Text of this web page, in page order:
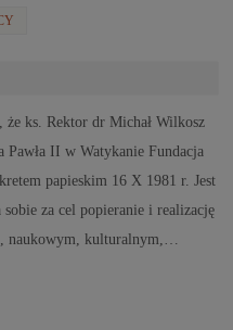
ks. Rektor dr Michał Wilkosz
Pawła II w Watykanie Fundacja
papieskim 16 X 1981 r. Jest
za cel popieranie i realizację
naukowym, kulturalnym,…